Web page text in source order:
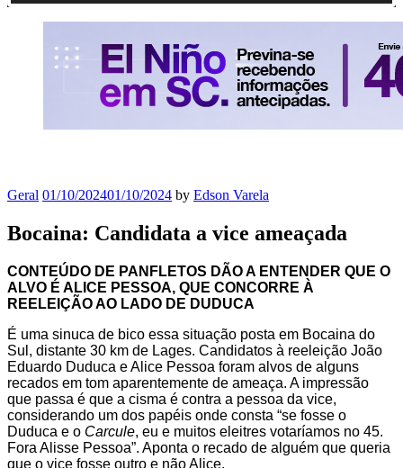
Geral 01/10/202401/10/2024 by Edson Varela
Bocaina: Candidata a vice ameaçada
CONTEÚDO DE PANFLETOS DÃO A ENTENDER QUE O
ALVO É ALICE PESSOA, QUE CONCORRE À
REELEIÇÃO AO LADO DE DUDUCA
É uma sinuca de bico essa situação posta em Bocaina do
Sul, distante 30 km de Lages. Candidatos à reeleição João
Eduardo Duduca e Alice Pessoa foram alvos de alguns
recados em tom aparentemente de ameaça. A impressão
que passa é que a cisma é contra a pessoa da vice,
considerando um dos papéis onde consta “se fosse o
Duduca e o Carcule, eu e muitos eleitres votaríamos no 45.
Fora Alisse Pessoa”. Aponta o recado de alguém que queria
que o vice fosse outro e não Alice.